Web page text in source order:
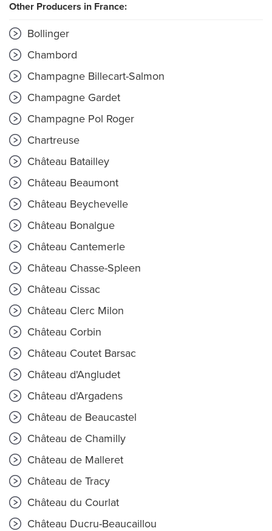
Other Producers in France:
Bollinger
Chambord
Champagne Billecart-Salmon
Champagne Gardet
Champagne Pol Roger
Chartreuse
Château Batailley
Château Beaumont
Château Beychevelle
Château Bonalgue
Château Cantemerle
Château Chasse-Spleen
Château Cissac
Château Clerc Milon
Château Corbin
Château Coutet Barsac
Château d'Angludet
Château d'Argadens
Château de Beaucastel
Château de Chamilly
Château de Malleret
Château de Tracy
Château du Courlat
Château Ducru-Beaucaillou